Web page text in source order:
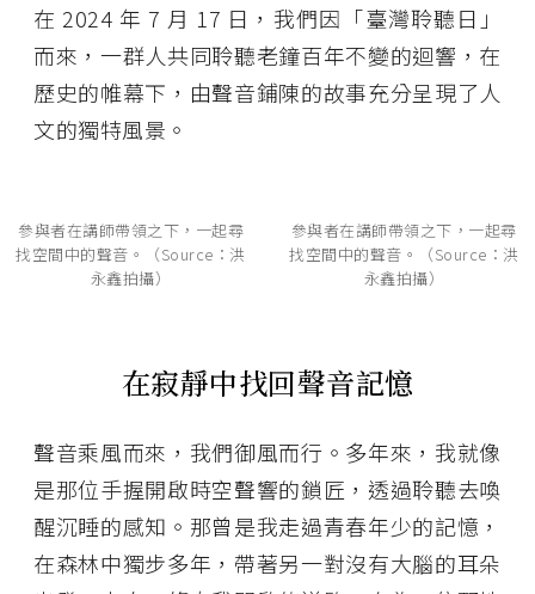
在 2024 年 7 月 17 日，我們因「臺灣聆聽日」
而來，一群人共同聆聽老鐘百年不變的迴響，在
歷史的帷幕下，由聲音鋪陳的故事充分呈現了人
文的獨特風景。
參與者在講師帶領之下，一起尋
找空間中的聲音。（Source：洪
永鑫拍攝）
參與者在講師帶領之下，一起尋
找空間中的聲音。（Source：洪
永鑫拍攝）
在寂靜中找回聲音記憶
聲音乘風而來，我們御風而行。多年來，我就像
是那位手握開啟時空聲響的鎖匠，透過聆聽去喚
醒沉睡的感知。那曾是我走過青春年少的記憶，
在森林中獨步多年，帶著另一對沒有大腦的耳朵